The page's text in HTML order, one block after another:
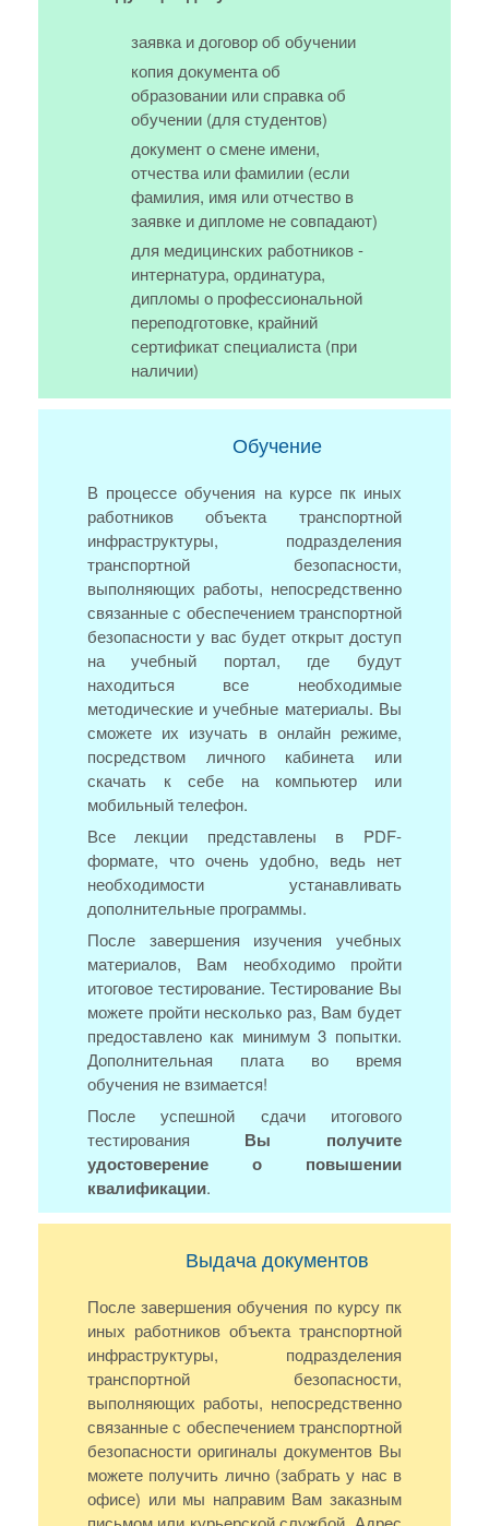
заявка и договор об обучении
копия документа об
образовании или справка об
обучении (для студентов)
документ о смене имени,
отчества или фамилии (если
фамилия, имя или отчество в
заявке и дипломе не совпадают)
для медицинских работников -
интернатура, ординатура,
дипломы о профессиональной
переподготовке, крайний
сертификат специалиста (при
наличии)
Обучение
В процессе обучения на курсе пк иных
работников объекта транспортной
инфраструктуры, подразделения
транспортной безопасности,
выполняющих работы, непосредственно
связанные с обеспечением транспортной
безопасности у вас будет открыт доступ
на учебный портал, где будут
находиться все необходимые
методические и учебные материалы. Вы
сможете их изучать в онлайн режиме,
посредством личного кабинета или
скачать к себе на компьютер или
мобильный телефон.
Все лекции представлены в PDF-
формате, что очень удобно, ведь нет
необходимости устанавливать
дополнительные программы.
После завершения изучения учебных
материалов, Вам необходимо пройти
итоговое тестирование. Тестирование Вы
можете пройти несколько раз, Вам будет
предоставлено как минимум 3 попытки.
Дополнительная плата во время
обучения не взимается!
После успешной сдачи итогового
тестирования Вы получите
удостоверение о повышении
квалификации.
Выдача документов
После завершения обучения по курсу пк
иных работников объекта транспортной
инфраструктуры, подразделения
транспортной безопасности,
выполняющих работы, непосредственно
связанные с обеспечением транспортной
безопасности оригиналы документов Вы
можете получить лично (забрать у нас в
офисе) или мы направим Вам заказным